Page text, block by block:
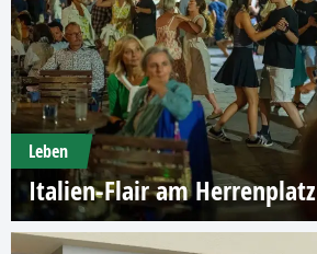
Leben
Italien-Flair am Herrenplatz